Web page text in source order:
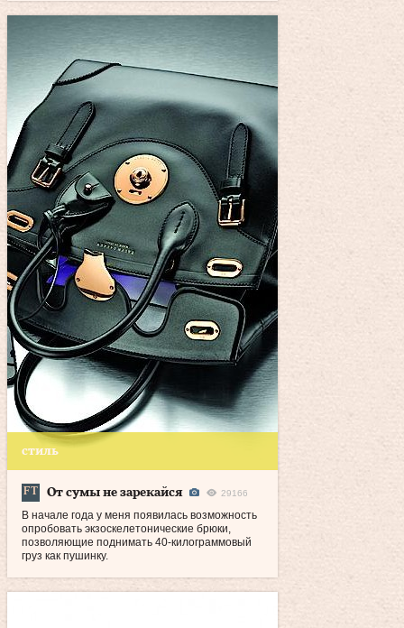
стиль
От сумы не зарекайся 29166
В начале года у меня появилась возможность
опробовать экзоскелетонические брюки,
позволяющие поднимать 40‑килограммовый
груз как пушинку.